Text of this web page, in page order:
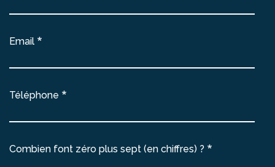
Email
Téléphone
Combien font zéro plus sept (en chiffres) ?